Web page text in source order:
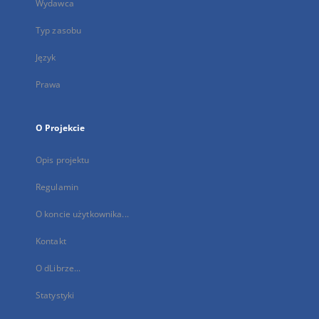
Wydawca
Typ zasobu
Język
Prawa
O Projekcie
Opis projektu
Regulamin
O koncie użytkownika...
Kontakt
O dLibrze...
Statystyki